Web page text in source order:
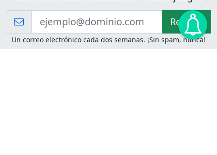
Recibir!
Un correo electrónico cada dos semanas. ¡Sin spam, nunca!